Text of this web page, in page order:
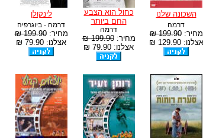
השכונה שלנו
דרמה
מחיר:199.90 ₪
אצלנו: 129.90 ₪
כחול הוא הצבע
החם ביותר
דרמה
מחיר:199.90 ₪
אצלנו: 79.90 ₪
לינקולן
דרמה - ביוגרפיה
מחיר:199.90 ₪
אצלנו: 79.90 ₪